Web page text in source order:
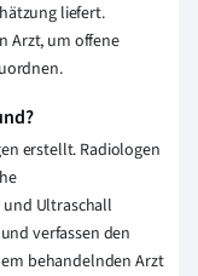
liefert.
Arzt, um offene
erstellt. Radiologen
und Ultraschall
verfassen den
behandelnden Arzt